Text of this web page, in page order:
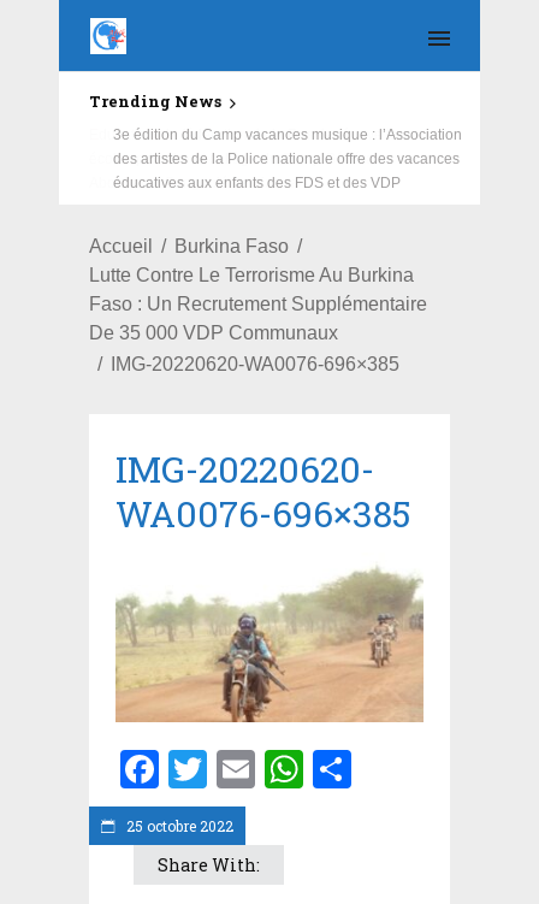
Trending News
Education : la fédération de la Russie rénove les
écoles primaire et collège du Camp Général
Aboubacar Sangoulé Lamizana
Accueil
Burkina Faso
Lutte Contre Le Terrorisme Au Burkina
Faso : Un Recrutement Supplémentaire
De 35 000 VDP Communaux
IMG-20220620-WA0076-696×385
25 octobre 2022
IMG-20220620-
WA0076-696×385
Facebook
Twitter
EmailWhatsApp
Share With: